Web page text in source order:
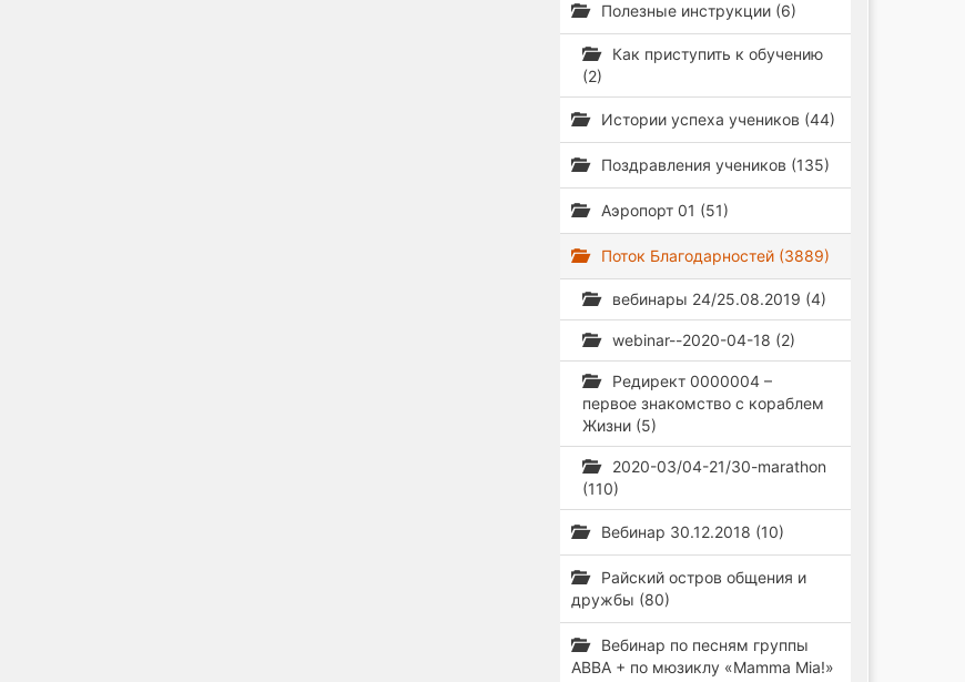
Полезные инструкции (6)
Как приступить к обучению
(2)
Истории успеха учеников (44)
Поздравления учеников (135)
Аэропорт 01 (51)
Поток Благодарностей (3889)
вебинары 24/25.08.2019 (4)
webinar--2020-04-18 (2)
Редирект 0000004 –
первое знакомство с кораблем
Жизни (5)
2020-03/04-21/30-marathon
(110)
Вебинар 30.12.2018 (10)
Райский остров общения и
дружбы (80)
Вебинар по песням группы
ABBA + по мюзиклу «Mamma Mia!»